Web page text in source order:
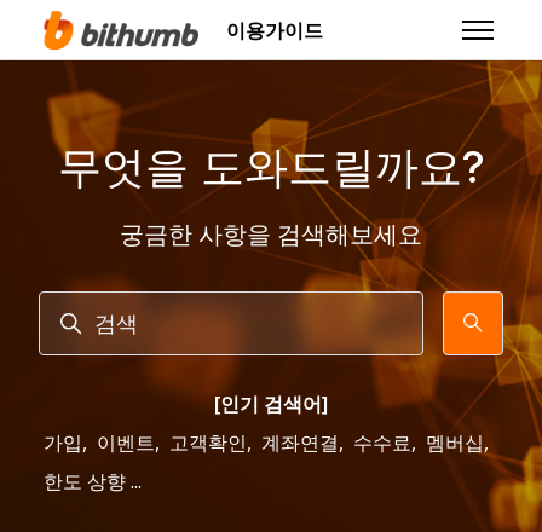
주 콘텐츠로 건너뛰기
이용가이드 탐색 메
무엇을 도와드릴까요?
궁금한 사항을 검색해보세요
검색
[인기 검색어]
가입, 이벤트, 고객확인, 계좌연결, 수수료, 멤버십,
한도 상향 ...